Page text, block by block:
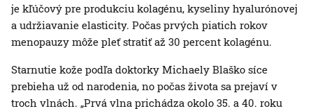
je kľúčový pre produkciu kolagénu, kyseliny hyalurónovej
a udržiavanie elasticity. Počas prvých piatich rokov
menopauzy môže pleť stratiť až 30 percent kolagénu.
Starnutie kože podľa doktorky Michaely Blaško síce
prebieha už od narodenia, no počas života sa prejaví v
troch vlnách. „Prvá vlna prichádza okolo 35. a 40. roku